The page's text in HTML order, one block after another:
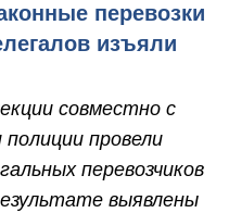
перевозки
изъяли
совместно с
провели
перевозчиков
выявлены